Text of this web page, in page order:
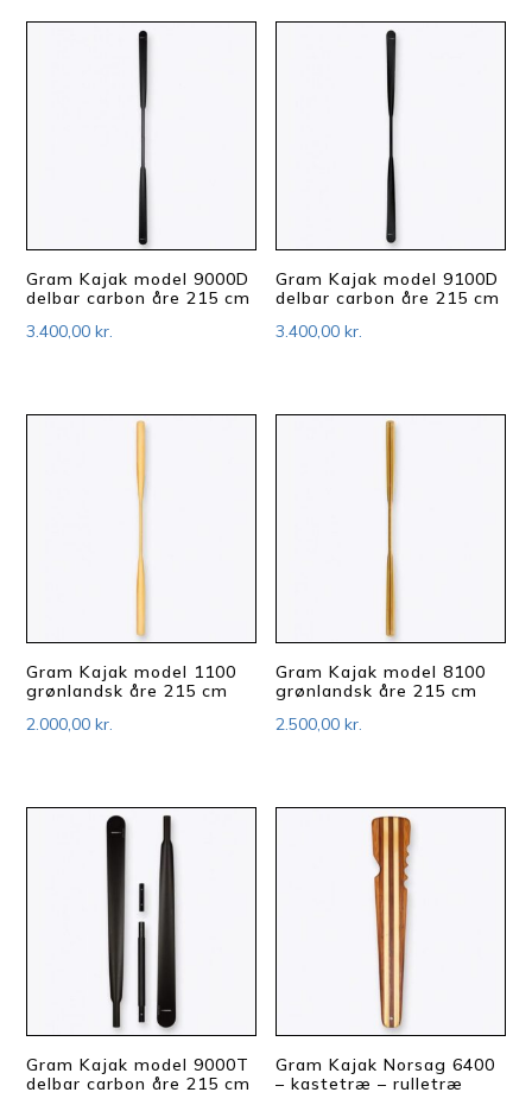
Gram Kajak model 9000D
delbar carbon åre 215 cm
3.400,00kr.
Gram Kajak model 9100D
delbar carbon åre 215 cm
3.400,00kr.
Gram Kajak model 1100
grønlandsk åre 215 cm
2.000,00kr.
Gram Kajak model 8100
grønlandsk åre 215 cm
2.500,00kr.
Gram Kajak model 9000T
delbar carbon åre 215 cm
Gram Kajak Norsag 6400
– kastetræ – rulletræ